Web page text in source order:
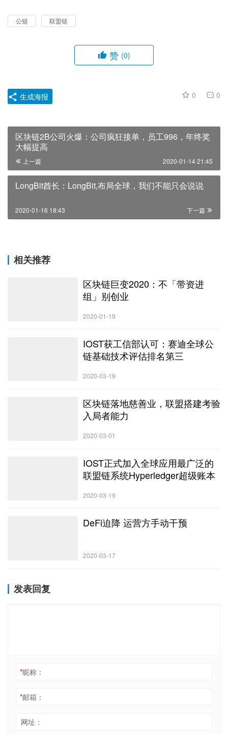
公链 联盟链
赞 (0)
0 0
生成海报
区块链2B公司火爆：公司疯狂接单，员工996，年终奖
大幅提高
上一篇 2020-01-14 21:45
LongBit酋长：LongBit,布局全球，我们不能只会说说
下一篇
2020-01-16 18:43
相关推荐
区块链巨变2020：不「带资进
组」别创业
2020-01-19
IOST获工信部认可：赛迪全球公
链基础技术评估排名第三
2020-03-19
区块链落地慈善业，联盟搭建考验
入局者能力
2020-03-01
IOST正式加入全球应用最广泛的
联盟链系统Hyperledger超级账本
2020-03-19
DeFi迫降 运营方手动干预
2020-03-17
发表回复
*昵称：
*邮箱：
网址：